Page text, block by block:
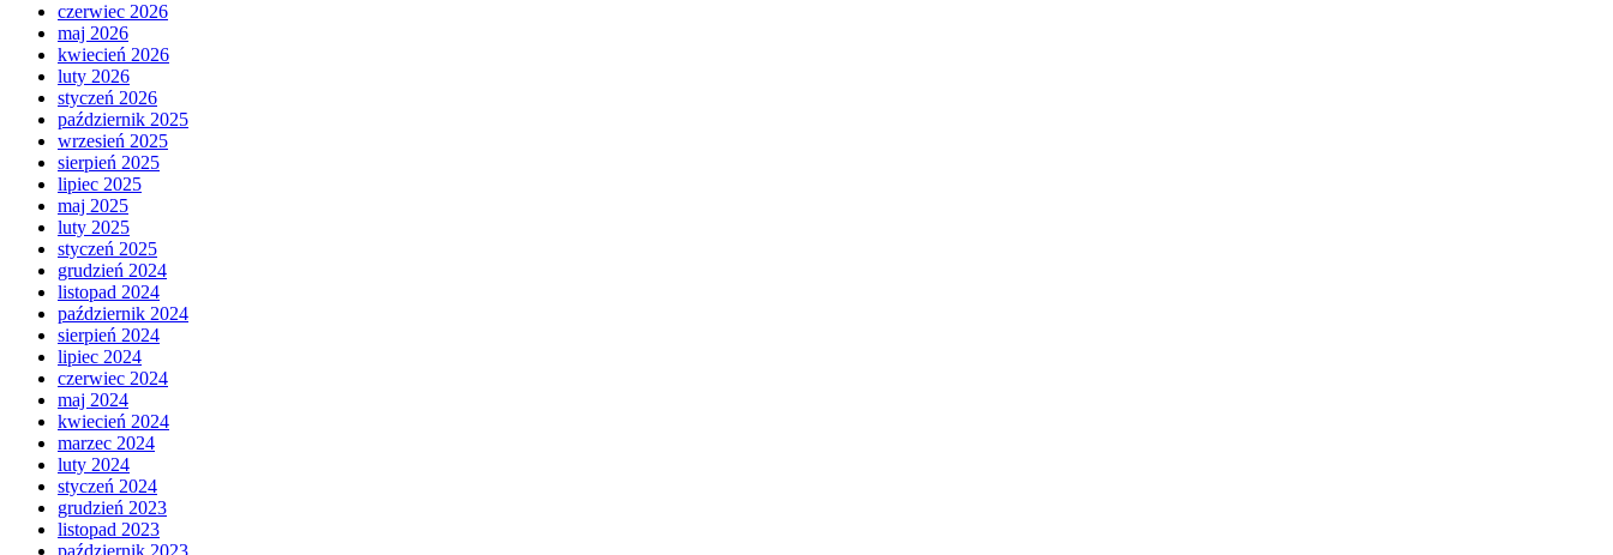
czerwiec 2026
maj 2026
kwiecień 2026
luty 2026
styczeń 2026
październik 2025
wrzesień 2025
sierpień 2025
lipiec 2025
maj 2025
luty 2025
styczeń 2025
grudzień 2024
listopad 2024
październik 2024
sierpień 2024
lipiec 2024
czerwiec 2024
maj 2024
kwiecień 2024
marzec 2024
luty 2024
styczeń 2024
grudzień 2023
listopad 2023